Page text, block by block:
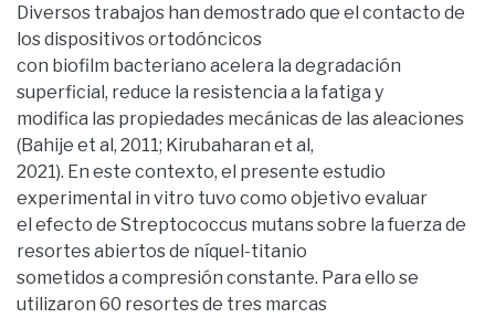
Diversos trabajos han demostrado que el contacto de
los dispositivos ortodóncicos
con biofilm bacteriano acelera la degradación
superficial, reduce la resistencia a la fatiga y
modifica las propiedades mecánicas de las aleaciones
(Bahije et al, 2011; Kirubaharan et al,
2021). En este contexto, el presente estudio
experimental in vitro tuvo como objetivo evaluar
el efecto de Streptococcus mutans sobre la fuerza de
resortes abiertos de níquel-titanio
sometidos a compresión constante. Para ello se
utilizaron 60 resortes de tres marcas